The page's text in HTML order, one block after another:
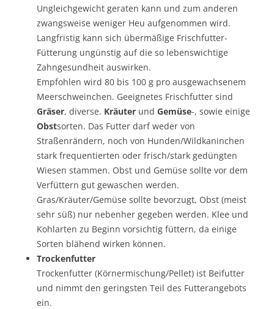
Ungleichgewicht geraten kann und zum anderen
zwangsweise weniger Heu aufgenommen wird.
Langfristig kann sich übermäßige Frischfutter-
Fütterung ungünstig auf die so lebenswichtige
Zahngesundheit auswirken.
Empfohlen wird 80 bis 100 g pro ausgewachsenem
Meerschweinchen. Geeignetes Frischfutter sind
Gräser, diverse. Kräuter und Gemüse-, sowie einige
Obstsorten. Das Futter darf weder von
Straßenrändern, noch von Hunden/Wildkaninchen
stark frequentierten oder frisch/stark gedüngten
Wiesen stammen. Obst und Gemüse sollte vor dem
Verfüttern gut gewaschen werden.
Gras/Kräuter/Gemüse sollte bevorzugt, Obst (meist
sehr süß) nur nebenher gegeben werden. Klee und
Kohlarten zu Beginn vorsichtig füttern, da einige
Sorten blähend wirken können.
Trockenfutter
Trockenfutter (Körnermischung/Pellet) ist Beifutter
und nimmt den geringsten Teil des Futterangebots
ein.